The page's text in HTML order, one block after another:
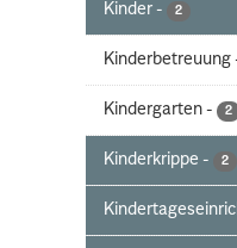
Kinder - 2
Kinderbetreuung
Kindergarten - 2
Kinderkrippe - 2